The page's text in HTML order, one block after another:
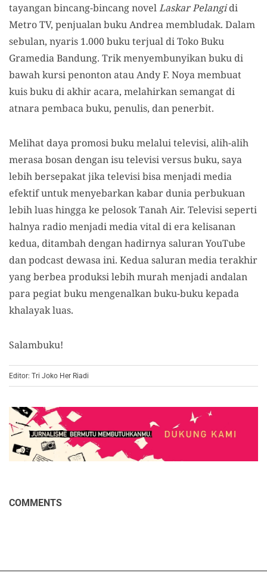
tayangan bincang-bincang novelLaskar Pelangidi
Metro TV, penjualan buku Andrea membludak. Dalam
sebulan, nyaris 1.000 buku terjual di Toko Buku
Gramedia Bandung. Trik menyembunyikan buku di
bawah kursi penonton atau Andy F. Noya membuat
kuis buku di akhir acara, melahirkan semangat di
atnara pembaca buku, penulis, dan penerbit.
Melihat daya promosi buku melalui televisi, alih-alih
merasa bosan dengan isu televisi versus buku, saya
lebih bersepakat jika televisi bisa menjadi media
efektif untuk menyebarkan kabar dunia perbukuan
lebih luas hingga ke pelosok Tanah Air. Televisi seperti
halnya radio menjadi media vital di era kelisanan
kedua, ditambah dengan hadirnya saluran YouTube
dan podcast dewasa ini. Kedua saluran media terakhir
yang berbea produksi lebih murah menjadi andalan
para pegiat buku mengenalkan buku-buku kepada
khalayak luas.
Salambuku!
Editor: Tri Joko Her Riadi
COMMENTS